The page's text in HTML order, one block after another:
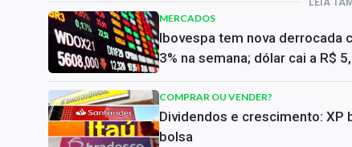
LEIA
MERCADOS
Ibovespa tem nova derrocada
3% na semana; dólar cai a R$
COMPRAR OU VENDER?
Dividendos e crescimento: XP
bolsa